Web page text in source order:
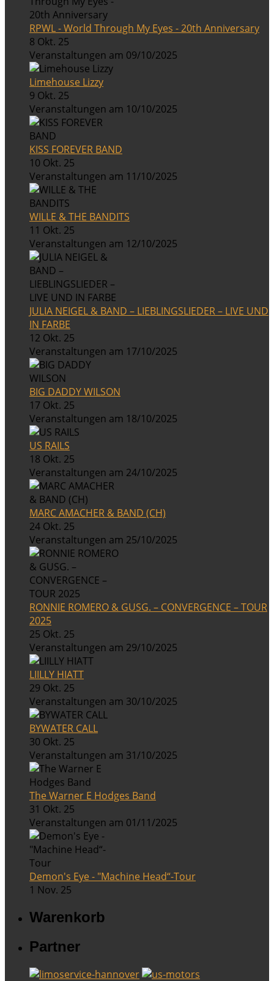
RPWL - World Through My Eyes - 20th Anniversary
8 Okt. 25
Veranstaltungen am 09/10/2025
Limehouse Lizzy
9 Okt. 25
Veranstaltungen am 10/10/2025
KISS FOREVER BAND
10 Okt. 25
Veranstaltungen am 11/10/2025
WILLE & THE BANDITS
11 Okt. 25
Veranstaltungen am 12/10/2025
JULIA NEIGEL & BAND – LIEBLINGSLIEDER – LIVE UND
IN FARBE
12 Okt. 25
Veranstaltungen am 17/10/2025
BIG DADDY WILSON
17 Okt. 25
Veranstaltungen am 18/10/2025
US RAILS
18 Okt. 25
Veranstaltungen am 24/10/2025
MARC AMACHER & BAND (CH)
24 Okt. 25
Veranstaltungen am 25/10/2025
RONNIE ROMERO & GUSG. – CONVERGENCE – TOUR
2025
25 Okt. 25
Veranstaltungen am 29/10/2025
LIILLY HIATT
29 Okt. 25
Veranstaltungen am 30/10/2025
BYWATER CALL
30 Okt. 25
Veranstaltungen am 31/10/2025
The Warner E Hodges Band
31 Okt. 25
Veranstaltungen am 01/11/2025
Demon's Eye - "Machine Head“-Tour
1 Nov. 25
Warenkorb
Partner